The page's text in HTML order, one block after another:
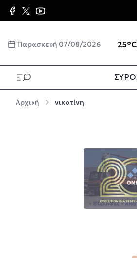
Παράκαμψη προς το κυρίως
Παρασκευή 07/08/2026 25°C
Αρχική νικοτίνη